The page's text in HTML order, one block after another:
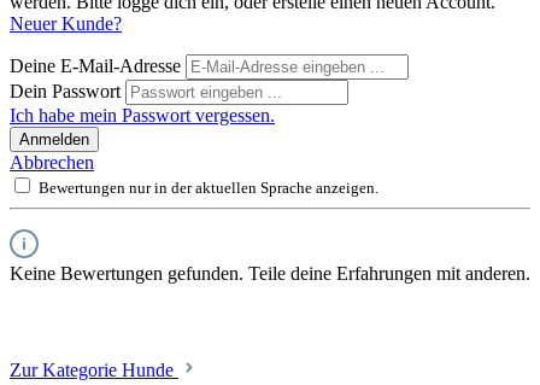
Neuer Kunde?
Deine E-Mail-Adresse
Dein Passwort
Ich habe mein Passwort vergessen.
Anmelden
Abbrechen
Bewertungen nur in der aktuellen Sprache anzeigen.
Keine Bewertungen gefunden. Teile deine Erfahrungen mit anderen.
Zur Kategorie Hunde